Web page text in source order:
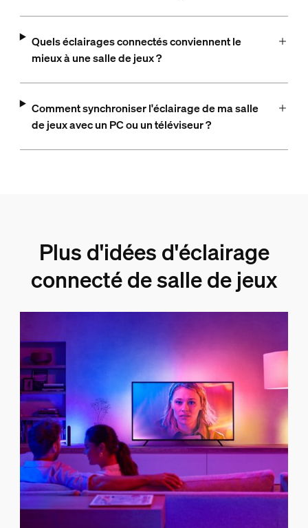
Quels éclairages connectés conviennent le
mieux à une salle de jeux ?
Comment synchroniser l'éclairage de ma salle
de jeux avec un PC ou un téléviseur ?
Plus d'idées d'éclairage
connecté de salle de jeux